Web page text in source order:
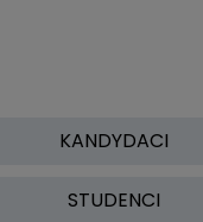
KANDYDACI
STUDENCI